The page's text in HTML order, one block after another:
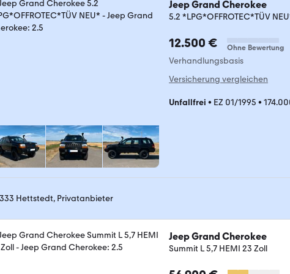
Jeep Grand Cherokee
5.2 *LPG*OFFROTEC*TÜV
12.500 € Ohne Bewertung
Verhandlungsbasis
Versicherung vergleichen
Unfallfrei • EZ 01/1995 •
Hettstedt, Privatanbieter
Jeep Grand Cherokee
Summit L 5,7 HEMI 23 Zoll